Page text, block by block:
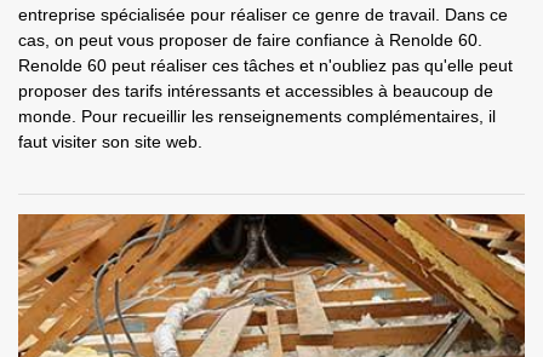
entreprise spécialisée pour réaliser ce genre de travail. Dans ce
cas, on peut vous proposer de faire confiance à Renolde 60.
Renolde 60 peut réaliser ces tâches et n'oubliez pas qu'elle peut
proposer des tarifs intéressants et accessibles à beaucoup de
monde. Pour recueillir les renseignements complémentaires, il
faut visiter son site web.